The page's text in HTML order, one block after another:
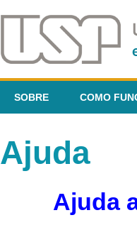
SOBRE COMO
Ajuda
Ajuda